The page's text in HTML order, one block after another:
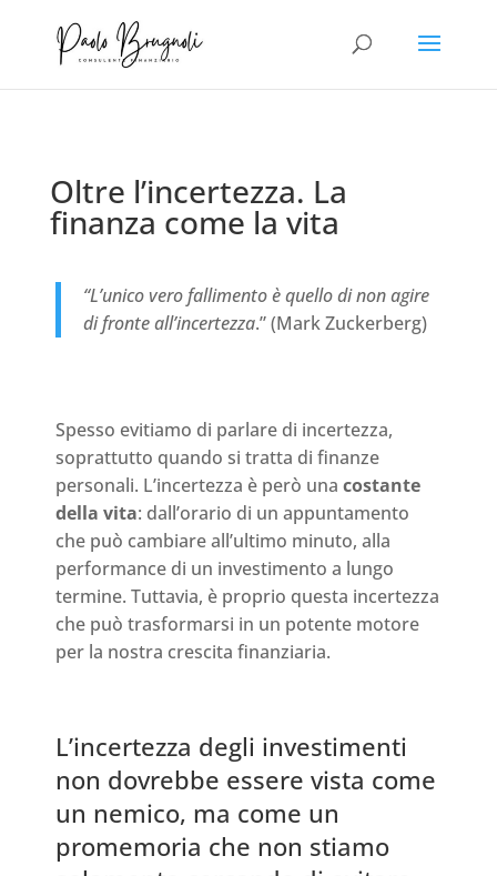
Oltre l’incertezza. La
finanza come la vita
“L’unico vero fallimento è quello di non agire
di fronte all’incertezza.” (Mark Zuckerberg)
Spesso evitiamo di parlare di incertezza,
soprattutto quando si tratta di finanze
personali. L’incertezza è però una costante
della vita: dall’orario di un appuntamento
che può cambiare all’ultimo minuto, alla
performance di un investimento a lungo
termine. Tuttavia, è proprio questa incertezza
che può trasformarsi in un potente motore
per la nostra crescita finanziaria.
L’incertezza degli investimenti
non dovrebbe essere vista come
un nemico, ma come un
promemoria che non stiamo